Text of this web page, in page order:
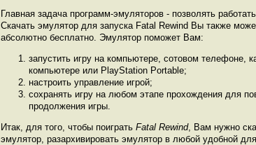
Главная задача программ-эмуляторов - позволять
Скачать эмулятор для запуска Fatal Rewind Вы также
абсолютно бесплатно. Эмулятор поможет Вам:
запустить игру на компьютере, сотовом телефоне,
компьютере или PlayStation Portable;
настроить управление игрой;
сохранять игру на любом этапе прохождения для
продолжения игры.
Итак, для того, чтобы поиграть Fatal Rewind, Вам нужно
эмулятор, разархивировать эмулятор в любой удобной